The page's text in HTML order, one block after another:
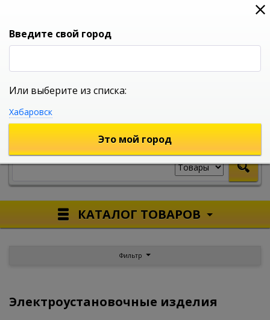
0
УНИВЕРСАЛЬНЫЙ ИНТЕРНЕТ МАГАЗИН
КАТАЛОГ ТОВАРОВ
Фильтр
Электроустановочные изделия
Введите свой город
Или выберите из списка:
Хабаровск
Это мой город